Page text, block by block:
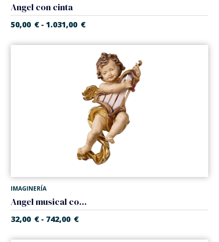
Angel con cinta
50,00 € - 1.031,00 €
IMAGINERÍA
Angel musical con arpa
32,00 € - 742,00 €